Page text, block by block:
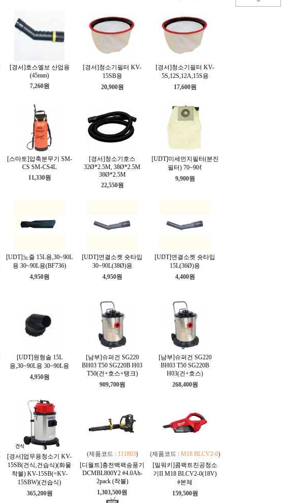
[경서]호스엘보 산업용
(45mm)
7,260원
[경서]청소기필터 KV-
15SB용
20,900원
[경서]청소기필터 KV-
5S,12S,12A,15S용
17,600원
[스마토]압축분무기 SM-
CS SM-CS4L
11,330원
[경서]청소기호스
32Ø*2.5M, 38Ø*2.5M
38Ø*2.5M
22,550원
[UDT]미세먼지필터(분진
필터) 70~90ℓ
9,900원
[UDT]노즐 15L용,30~90L
용 30~90L용(BF736)
4,950원
[UDT]연결소켓 숏타입
30~90L(38Ø)용
4,950원
[UDT]연결소켓 숏타입
15L(36Ø)용
4,400원
[UDT]원형솔 15L
용,30~90L용 30~90L용
4,950원
[남부]슈퍼건 SG220
BH03 T50 SG220B H03
T50(건+호스+탱크)
909,700원
[남부]슈퍼건 SG220
BH03 T50 SG220B
H03(건+호스)
268,400원
[경서]업무용청소기 KV-
15SB(건식,건습식)(화물
착불) KV-15SB(=KV-
15SBW)(건습식)
365,200원
(제품코드 : 111803)
[디월트]충전백팩송풍기
DCMBL800Y2 #4.0Ah-
2pack (착불)
1,303,500원
(제품코드 : M18 BLCV2-0)
[밀워키]콤팩트진공청소
기II M18 BLCV2-0(18V)
#본체
159,500원